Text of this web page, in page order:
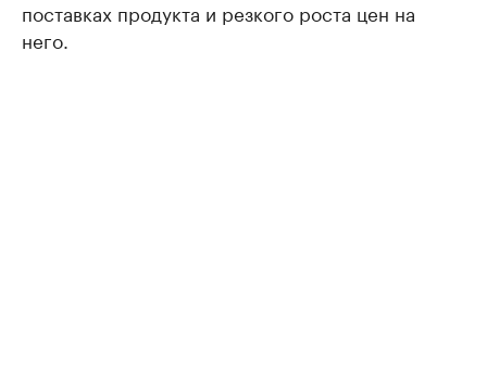
поставках продукта и резкого роста цен на
него.